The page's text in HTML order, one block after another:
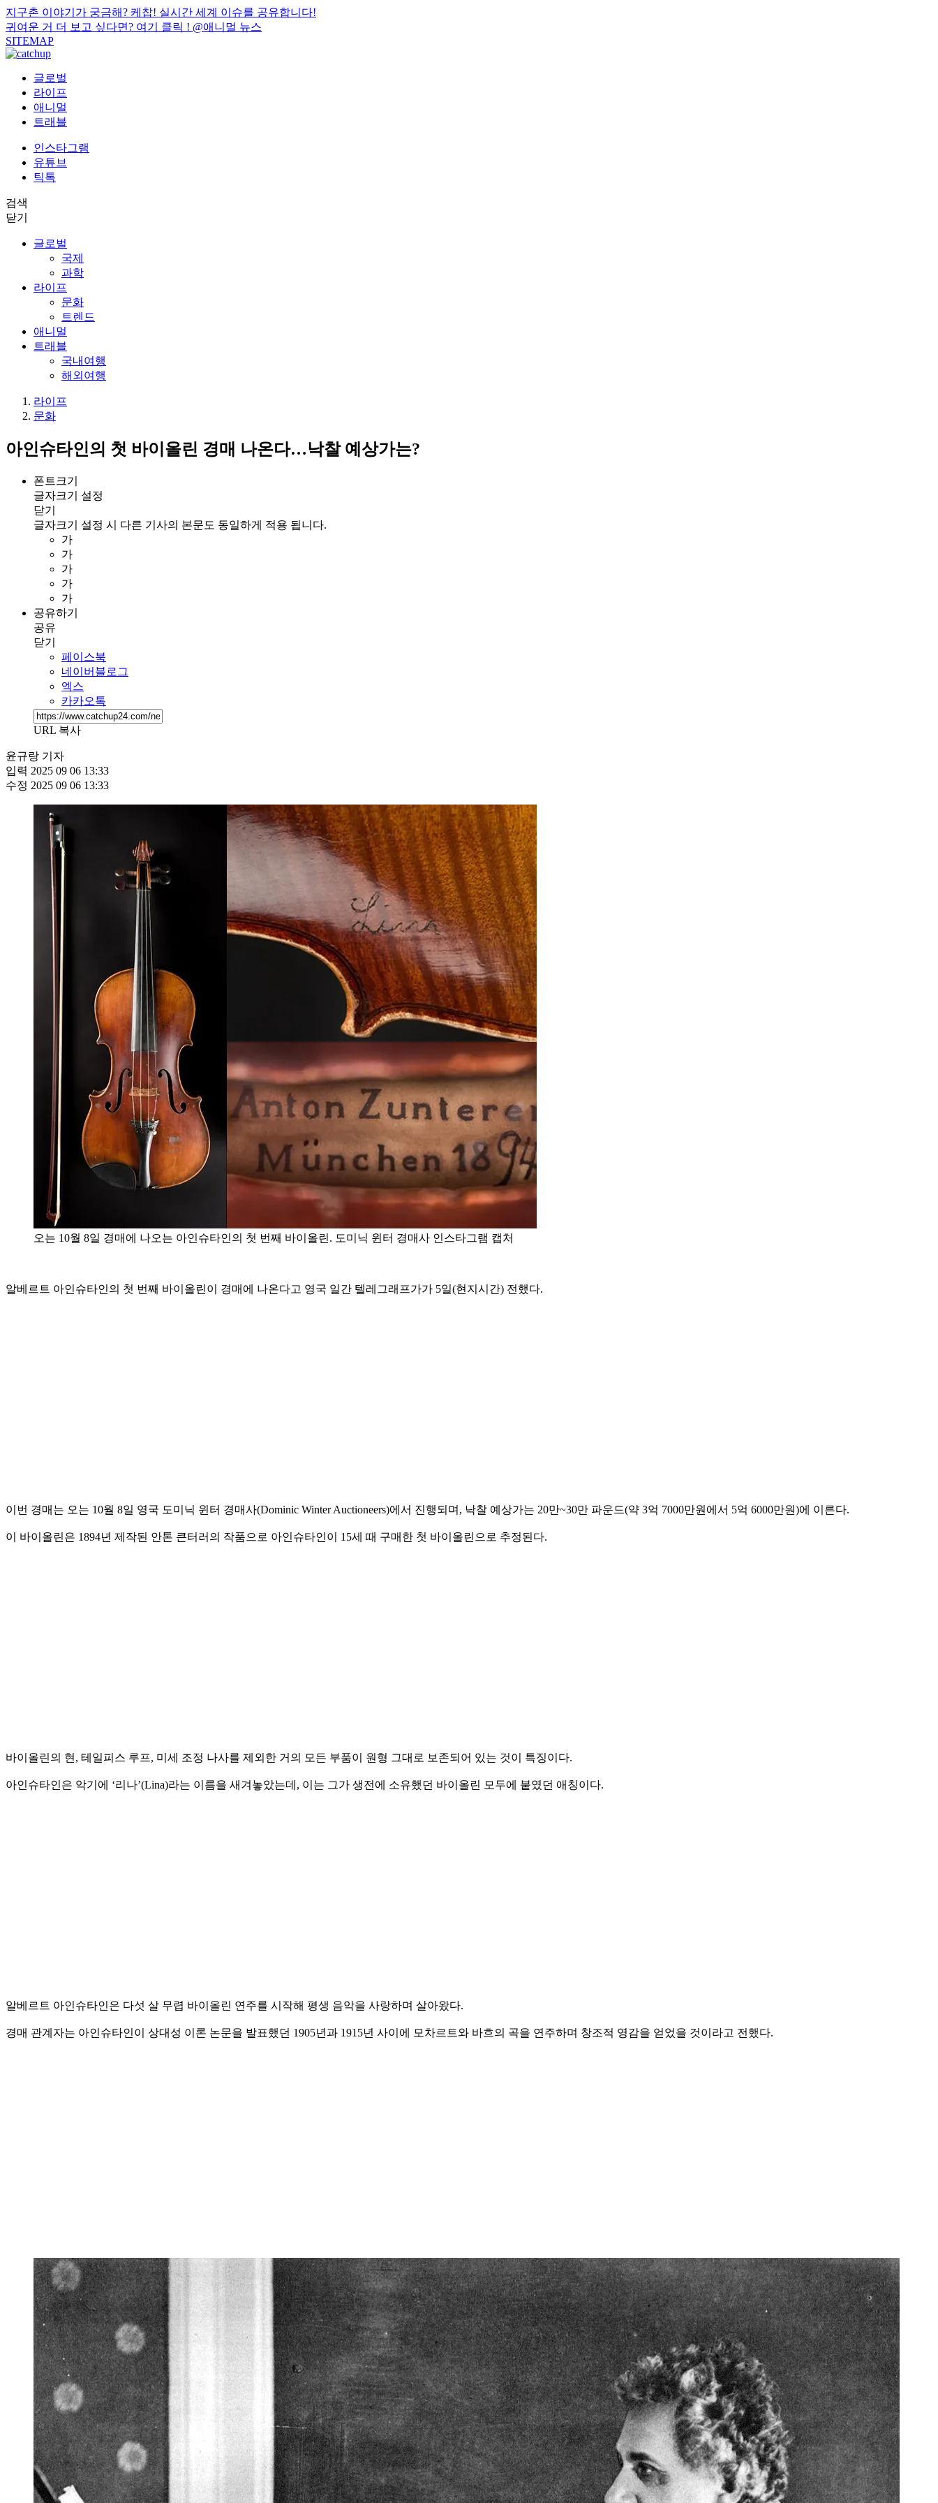
지구촌 이야기가 궁금해? 케찹! 실시간 세계 이슈를 공유합니다!
귀여운 거 더 보고 싶다면? 여기 클릭 ! @애니멀 뉴스
SITEMAP
글로벌
라이프
애니멀
트래블
인스타그램
유튜브
틱톡
검색
닫기
글로벌
국제
과학
라이프
문화
트렌드
애니멀
트래블
국내여행
해외여행
라이프
문화
아인슈타인의 첫 바이올린 경매 나온다…낙찰 예상가는?
폰트크기
글자크기 설정
닫기
글자크기 설정 시 다른 기사의 본문도 동일하게 적용 됩니다.
가
가
가
가
가
공유하기
공유
닫기
페이스북
네이버블로그
엑스
카카오톡
URL 복사
윤규랑 기자
입력 2025 09 06 13:33
수정 2025 09 06 13:33
오는 10월 8일 경매에 나오는 아인슈타인의 첫 번째 바이올린. 도미닉 윈터 경매사 인스타그램 캡처
알베르트 아인슈타인의 첫 번째 바이올린이 경매에 나온다고 영국 일간 텔레그래프가가 5일(현지시간) 전했다.
이번 경매는 오는 10월 8일 영국 도미닉 윈터 경매사(Dominic Winter Auctioneers)에서 진행되며, 낙찰 예상가는 20만~30만 파운드(약 3억 7000만원에서 5억 6000만원)에 이른다.
이 바이올린은 1894년 제작된 안톤 큰터러의 작품으로 아인슈타인이 15세 때 구매한 첫 바이올린으로 추정된다.
바이올린의 현, 테일피스 루프, 미세 조정 나사를 제외한 거의 모든 부품이 원형 그대로 보존되어 있는 것이 특징이다.
아인슈타인은 악기에 ‘리나’(Lina)라는 이름을 새겨놓았는데, 이는 그가 생전에 소유했던 바이올린 모두에 붙였던 애칭이다.
알베르트 아인슈타인은 다섯 살 무렵 바이올린 연주를 시작해 평생 음악을 사랑하며 살아왔다.
경매 관계자는 아인슈타인이 상대성 이론 논문을 발표했던 1905년과 1915년 사이에 모차르트와 바흐의 곡을 연주하며 창조적 영감을 얻었을 것이라고 전했다.